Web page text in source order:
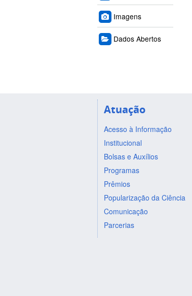
Imagens
Dados Abertos
Atuação
Acesso à Informação
Institucional
Bolsas e Auxílios
Programas
Prêmios
Popularização da Ciência
Comunicação
Parcerias